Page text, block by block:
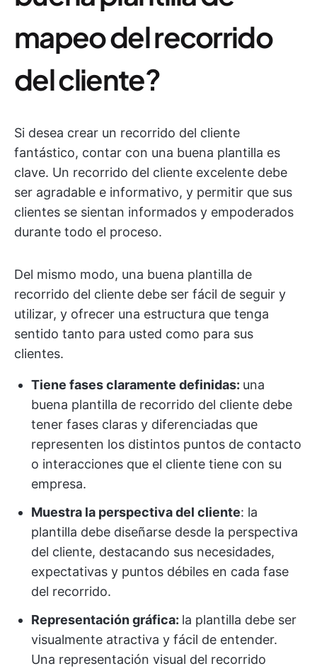
mapeo del recorrido
del cliente?
Si desea crear un recorrido del cliente
fantástico, contar con una buena plantilla es
clave. Un recorrido del cliente excelente debe
ser agradable e informativo, y permitir que sus
clientes se sientan informados y empoderados
durante todo el proceso.
Del mismo modo, una buena plantilla de
recorrido del cliente debe ser fácil de seguir y
utilizar, y ofrecer una estructura que tenga
sentido tanto para usted como para sus
clientes.
Tiene fases claramente definidas: una
buena plantilla de recorrido del cliente debe
tener fases claras y diferenciadas que
representen los distintos puntos de contacto
o interacciones que el cliente tiene con su
empresa.
Muestra la perspectiva del cliente: la
plantilla debe diseñarse desde la perspectiva
del cliente, destacando sus necesidades,
expectativas y puntos débiles en cada fase
del recorrido.
Representación gráfica: la plantilla debe ser
visualmente atractiva y fácil de entender.
Una representación visual del recorrido